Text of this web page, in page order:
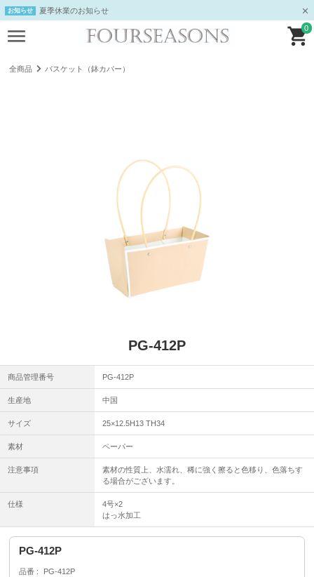
お知らせ 夏季休業のお知らせ
0
全商品 バスケット（鉢カバー）
PG-412P
商品管理番号 PG-412P
生産地 中国
サイズ 25×12.5H13 TH34
素材 ペーパー
注意事項
素材の性質上、水濡れ、稀に強く擦ると色移り、色落ちす
る場合がございます。
仕様
4号×2
はっ水加工
PG-412P
品番
PG-412P